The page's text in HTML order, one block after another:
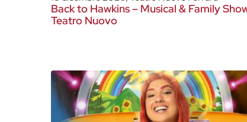
Back to Hawkins – Musical & Family
Teatro Nuovo